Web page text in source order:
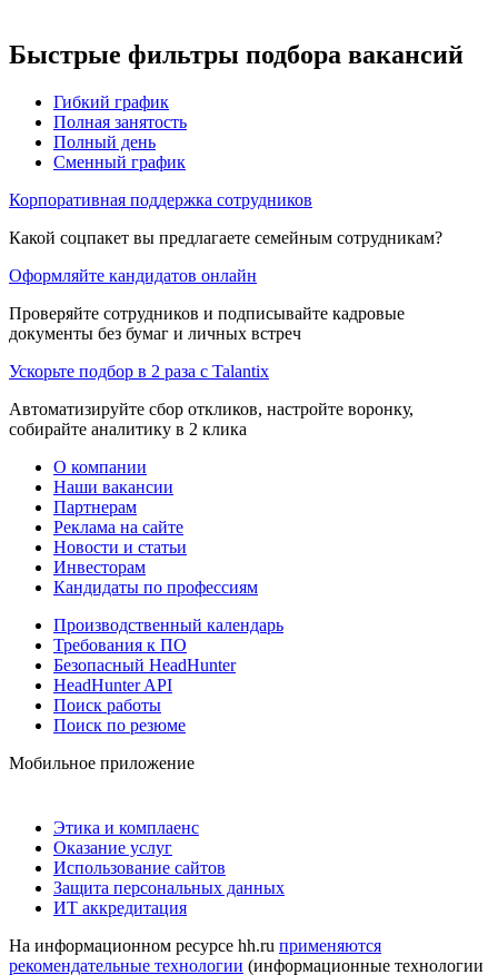
Быстрые фильтры подбора вакансий
Гибкий график
Полная занятость
Полный день
Сменный график
Корпоративная поддержка сотрудников
Какой соцпакет вы предлагаете семейным сотрудникам?
Оформляйте кандидатов онлайн
Проверяйте сотрудников и подписывайте кадровые
документы без бумаг и личных встреч
Ускорьте подбор в 2 раза с Talantix
Автоматизируйте сбор откликов, настройте воронку,
собирайте аналитику в 2 клика
О компании
Наши вакансии
Партнерам
Реклама на сайте
Новости и статьи
Инвесторам
Кандидаты по профессиям
Производственный календарь
Требования к ПО
Безопасный HeadHunter
HeadHunter API
Поиск работы
Поиск по резюме
Мобильное приложение
Этика и комплаенс
Оказание услуг
Использование сайтов
Защита персональных данных
ИТ аккредитация
На информационном ресурсе hh.ru применяются
рекомендательные технологии (информационные технологии